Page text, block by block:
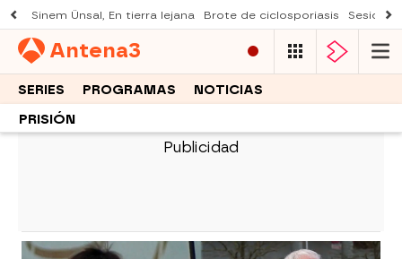
Sinem Ünsal, En tierra lejana Brote de ciclosporiasis Sesión
Antena3
SERIES PROGRAMAS NOTICIAS
PRISIÓN